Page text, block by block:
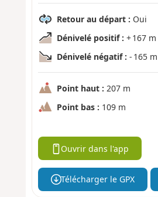
Retour au départ : Oui
Dénivelé positif : + 167 m
Dénivelé négatif : - 165 m
Point haut : 207 m
Point bas : 109 m
Ouvrir dans l'app
Télécharger le GPX